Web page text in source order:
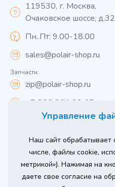
Управление
Наш сайт обрабатывает
числе, файлы cookie,
метрикой»). Нажимая на
даете свое согласие на
119530, г. Москва,
Очаковское шоссе, д.32
Пн..Пт: 9.00-18.00
sales@polair-shop.ru
Запчасти:
zip@polair-shop.ru
+7 800 301 33 65
Вся информация на сайте о
справочный характер и не
офертой в соответствии с
Для получения подробной
стоимости указанных товаров и
пожалуйста, обращайтесь к
телефону